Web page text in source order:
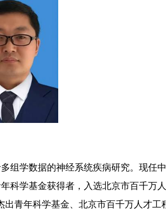
组学数据的神经系统疾病研究。现任
科学基金获得者，入选北京市百千万
出青年科学基金、北京市百千万人才